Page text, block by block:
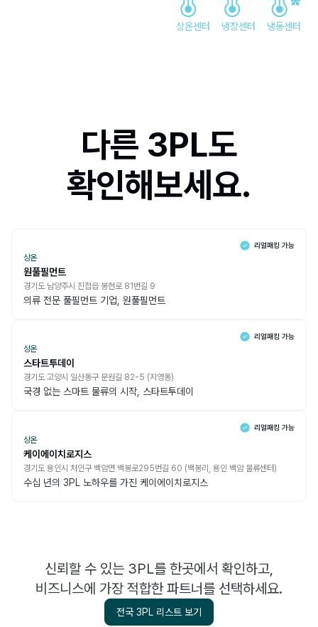
상온센터 냉장센터 냉동센터
다른 3PL도
확인해보세요.
상온
원풀필먼트
경기도 남양주시 진접읍 봉현로 81번길 9
의류 전문 풀필먼트 기업, 원풀필먼트
상온
스타트투데이
경기도 고양시 일산동구 문원길 82-5 (지영동)
국경 없는 스마트 물류의 시작, 스타트투데이
상온
케이에이치로지스
경기도 용인시 처인구 백암면 백봉로295번길 60 (백봉리, 용인 백암 물류센터)
수십 년의 3PL 노하우를 가진 케이에이치로지스
신뢰할 수 있는 3PL를 한곳에서 확인하고,
비즈니스에 가장 적합한 파트너를 선택하세요.
전국 3PL 리스트 보기